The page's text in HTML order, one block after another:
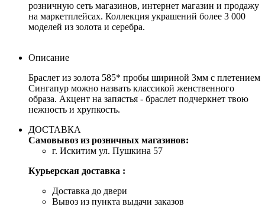
розничную сеть магазинов, интернет магазин и продажу
на маркетплейсах. Коллекция украшений более 3 000
моделей из золота и серебра.
Описание
Браслет из золота 585* пробы шириной 3мм с плетением
Сингапур можно назвать классикой женственного
образа. Акцент на запястья - браслет подчеркнет твою
нежность и хрупкость.
ДОСТАВКА
Самовывоз из розничных магазинов:
г. Искитим ул. Пушкина 57
Курьерская доставка :
Доставка до двери
Вывоз из пункта выдачи заказов